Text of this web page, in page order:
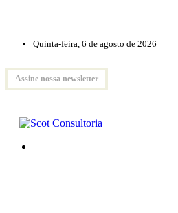
Quinta-feira, 6 de agosto de 2026
Assine nossa newsletter